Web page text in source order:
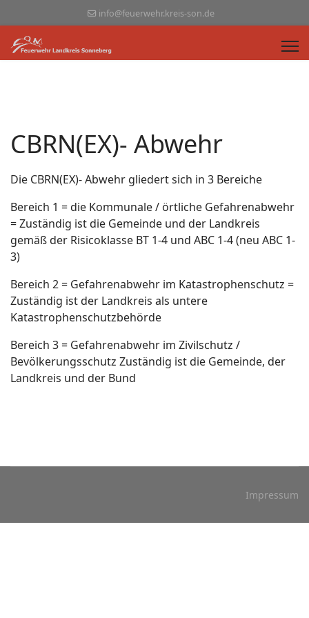
info@feuerwehr.kreis-son.de
CBRN(EX)- Abwehr
Die CBRN(EX)- Abwehr gliedert sich in 3 Bereiche
Bereich 1 = die Kommunale / örtliche Gefahrenabwehr
= Zuständig ist die Gemeinde und der Landkreis
gemäß der Risicoklasse BT 1-4 und ABC 1-4 (neu ABC 1-
3)
Bereich 2 = Gefahrenabwehr im Katastrophenschutz =
Zuständig ist der Landkreis als untere
Katastrophenschutzbehörde
Bereich 3 = Gefahrenabwehr im Zivilschutz /
Bevölkerungsschutz Zuständig ist die Gemeinde, der
Landkreis und der Bund
Impressum